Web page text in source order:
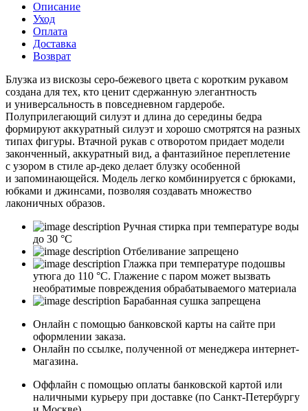
Описание
Уход
Оплата
Доставка
Возврат
Блузка из вискозы серо-бежевого цвета с коротким рукавом
создана для тех, кто ценит сдержанную элегантность
и универсальность в повседневном гардеробе.
Полуприлегающий силуэт и длина до середины бедра
формируют аккуратный силуэт и хорошо смотрятся на разных
типах фигуры. Втачной рукав с отворотом придает модели
законченный, аккуратный вид, а фантазийное переплетение
с узором в стиле ар-деко делает блузку особенной
и запоминающейся. Модель легко комбинируется с брюками,
юбками и джинсами, позволяя создавать множество
лаконичных образов.
Ручная стирка при температуре воды
до 30 °C
Отбеливание запрещено
Глажка при температуре подошвы
утюга до 110 °C. Глажение с паром может вызвать
необратимые повреждения обрабатываемого материала
Барабанная сушка запрещена
Онлайн с помощью банковской карты на сайте при
оформлении заказа.
Онлайн по ссылке, полученной от менеджера интернет-
магазина.
Оффлайн с помощью оплаты банковской картой или
наличными курьеру при доставке (по Санкт-Петербургу